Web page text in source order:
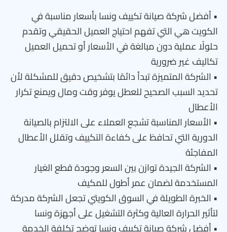
• أفضل شركة صيانة تكييف ونسا بأسعار مناسبة في
الكويت هي التي تفهم احتياج العميل الحقيقي وتقدم
حلولًا عملية دون مبالغة في الأسعار أو تحميل العميل
تكاليف غير ضرورية
• الشركة المتميزة تبدأ دائمًا بتشخيص دقيق للمشكلة لأن
تحديد السبب الصحيح للعطل يوفر وقت ومال ويمنع تكرار
الأعطال
• الأسعار المناسبة تشجع العملاء على الالتزام بالصيانة
الدورية التي تحافظ على كفاءة التكييف وتقلل الأعطال
المفاجئة
• الشركة الجيدة توازن بين السعر وجودة قطع الغيار
المستخدمة لضمان عمر أطول للمكيف
• الخبرة الطويلة في السوق الكويتي تجعل الشركة مدركة
لتأثير الحرارة العالية وكثرة التشغيل على أجهزة ونسا
• أفضل شركة صيانة تكييف ونسا توضح تكلفة الخدمة